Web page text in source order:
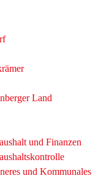
Land
und Finanzen
und Kommunales